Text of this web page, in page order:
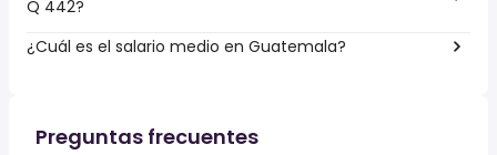
Q 442?
¿Cuál es el salario medio en Guatemala?
Preguntas frecuentes